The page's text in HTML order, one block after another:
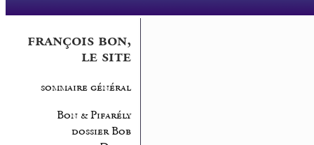
françois bon,
le site
sommaire général
Bon & Pifarély
dossier Bob